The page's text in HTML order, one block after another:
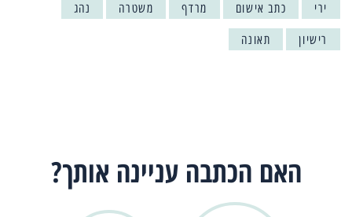
ירי כתב אישום מרדף משטרה נהג
רישיון תאונה
האם הכתבה עניינה אותך?